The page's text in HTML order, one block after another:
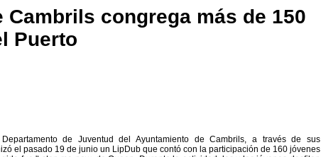
Cambrils congrega más de 150
Puerto
de Juventud del Ayuntamiento de Cambrils, a través de sus
el pasado 19 de junio un LipDub que contó con la participación de 160 jóvenes